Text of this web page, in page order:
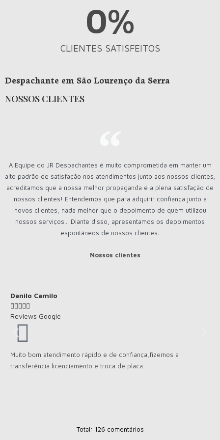
CLIENTES SATISFEITOS
0%
Despachante em São Lourenço da Serra
NOSSOS CLIENTES
A Equipe do JR Despachantes é muito comprometida em manter um
alto padrão de satisfação nos atendimentos junto aos nossos clientes;
acreditamos que a nossa melhor propaganda é a plena satisfação de
nossos clientes! Entendemos que para adquirir confiança junto a
novos clientes, nada melhor que o depoimento de quem utilizou
nossos serviços... Diante disso, apresentamos os depoimentos
espontâneos de nossos clientes:
Nossos clientes
Danilo Camilo

Reviews Google
Muito bom atendimento rápido e de confiança,fizemos a
transferência licenciamento e troca de placa.
Total: 126 comentários